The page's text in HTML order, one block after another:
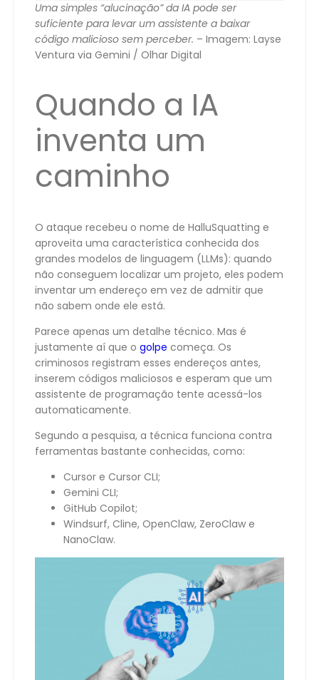
Uma simples “alucinação” da IA pode ser
suficiente para levar um assistente a baixar
código malicioso sem perceber. – Imagem: Layse
Ventura via Gemini / Olhar Digital
Quando a IA
inventa um
caminho
O ataque recebeu o nome de HalluSquatting e
aproveita uma característica conhecida dos
grandes modelos de linguagem (LLMs): quando
não conseguem localizar um projeto, eles podem
inventar um endereço em vez de admitir que
não sabem onde ele está.
Parece apenas um detalhe técnico. Mas é
justamente aí que o golpe começa. Os
criminosos registram esses endereços antes,
inserem códigos maliciosos e esperam que um
assistente de programação tente acessá-los
automaticamente.
Segundo a pesquisa, a técnica funciona contra
ferramentas bastante conhecidas, como:
Cursor e Cursor CLI;
Gemini CLI;
GitHub Copilot;
Windsurf, Cline, OpenClaw, ZeroClaw e
NanoClaw.